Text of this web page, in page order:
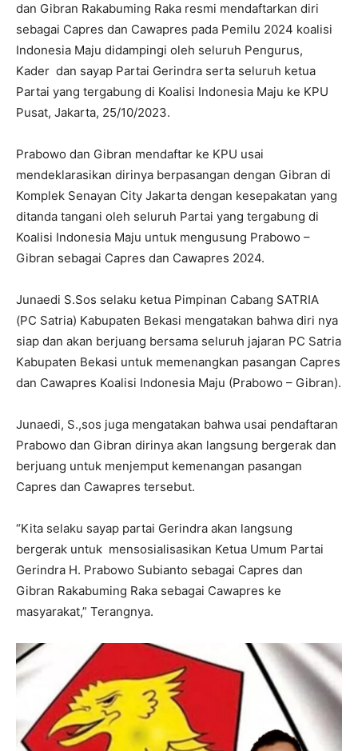
dan Gibran Rakabuming Raka resmi mendaftarkan diri
sebagai Capres dan Cawapres pada Pemilu 2024 koalisi
Indonesia Maju didampingi oleh seluruh Pengurus,
Kader dan sayap Partai Gerindra serta seluruh ketua
Partai yang tergabung di Koalisi Indonesia Maju ke KPU
Pusat, Jakarta, 25/10/2023.
Prabowo dan Gibran mendaftar ke KPU usai
mendeklarasikan dirinya berpasangan dengan Gibran di
Komplek Senayan City Jakarta dengan kesepakatan yang
ditanda tangani oleh seluruh Partai yang tergabung di
Koalisi Indonesia Maju untuk mengusung Prabowo –
Gibran sebagai Capres dan Cawapres 2024.
Junaedi S.Sos selaku ketua Pimpinan Cabang SATRIA
(PC Satria) Kabupaten Bekasi mengatakan bahwa diri nya
siap dan akan berjuang bersama seluruh jajaran PC Satria
Kabupaten Bekasi untuk memenangkan pasangan Capres
dan Cawapres Koalisi Indonesia Maju (Prabowo – Gibran).
Junaedi, S.,sos juga mengatakan bahwa usai pendaftaran
Prabowo dan Gibran dirinya akan langsung bergerak dan
berjuang untuk menjemput kemenangan pasangan
Capres dan Cawapres tersebut.
“Kita selaku sayap partai Gerindra akan langsung
bergerak untuk mensosialisasikan Ketua Umum Partai
Gerindra H. Prabowo Subianto sebagai Capres dan
Gibran Rakabuming Raka sebagai Cawapres ke
masyarakat,” Terangnya.